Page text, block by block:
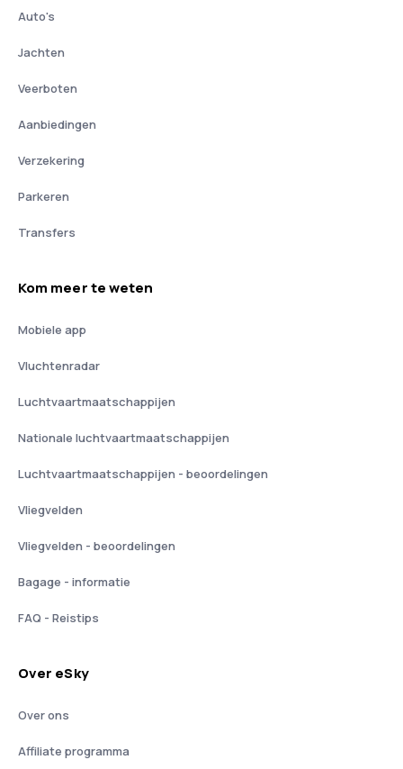
Auto's
Jachten
Veerboten
Aanbiedingen
Verzekering
Parkeren
Transfers
Kom meer te weten
Mobiele app
Vluchtenradar
Luchtvaartmaatschappijen
Nationale luchtvaartmaatschappijen
Luchtvaartmaatschappijen - beoordelingen
Vliegvelden
Vliegvelden - beoordelingen
Bagage - informatie
FAQ - Reistips
Over eSky
Over ons
Affiliate programma